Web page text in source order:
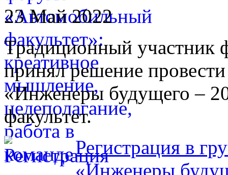
23 Май 2022
Традиционный
принял решение
«Инженеры будущего –
факультет.
Регистрация в
«Инженеры